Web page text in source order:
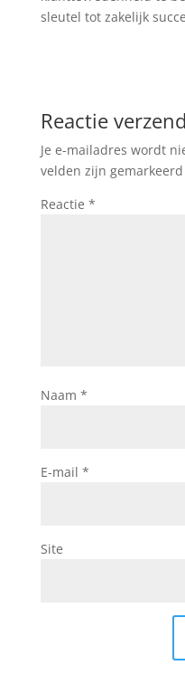
sleutel tot zakelijk
Reactie
Je e-mailadres wordt
velden zijn
Reactie *
Naam *
E-mail *
Site